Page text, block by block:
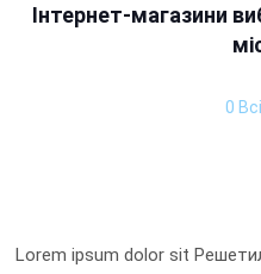
Інтернет-магазини
0
Lorem ipsum dolor sit